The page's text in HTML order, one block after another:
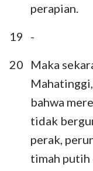
perapian.
19
-
20
Maka
bahwa
tidak
perak,
timah putih